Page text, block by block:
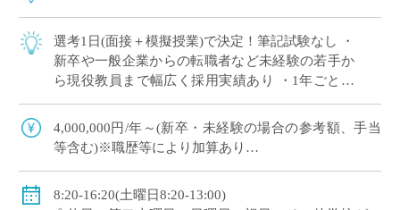
選考1日(面接＋模擬授業)で決定！筆記試験なし ・
新卒や一般企業からの転職者など未経験の若手か
ら現役教員まで幅広く採用実績あり ・1年ごとに
会で活躍する運動部を多数擁しながら […]
4,000,000円/年～(新卒・未経験の場合の参考額、手当
等含む)※職歴等により加算あり
・30歳(教諭・配偶者あり)：約660万円
・40歳(教諭・配偶者及び子２人)：約860万円
8:20-16:20(土曜日8:20-13:00)